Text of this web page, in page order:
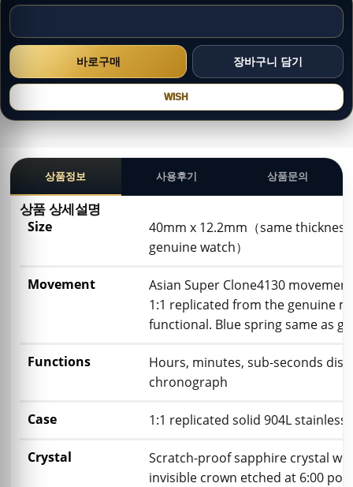
WISH
상품정보 사용후기 상품문의
상품 상세설명
Size
40mm x 12.2mm（same
genuine watch）
Movement
Asian Super Clone4130
1:1 replicated from the genuine
functional. Blue spring same as
Functions
Hours, minutes, sub-seconds
chronograph
Case 1:1 replicated solid 904L stainless
Crystal
Scratch-proof sapphire crystal
invisible crown etched at 6:00